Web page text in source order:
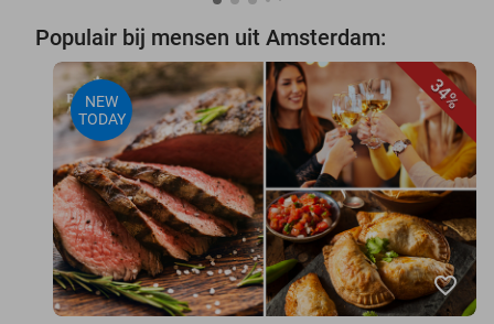
Populair bij mensen uit Amsterdam:
34%
NEW
TODAY
favorite_border